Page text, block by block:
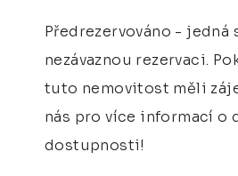
Předrezervováno - jedná
nezávaznou rezervaci.
tuto nemovitost měli
nás pro více informací o
dostupnosti!